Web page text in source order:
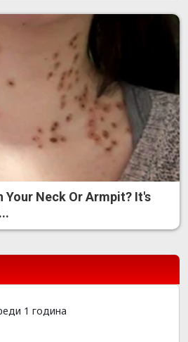
Your Neck Or Armpit? It's
1 година